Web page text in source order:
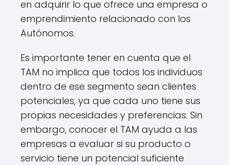
en adquirir lo que ofrece una empresa o
emprendimiento relacionado con los
Autónomos.
Es importante tener en cuenta que el
TAM no implica que todos los individuos
dentro de ese segmento sean clientes
potenciales, ya que cada uno tiene sus
propias necesidades y preferencias. Sin
embargo, conocer el TAM ayuda a las
empresas a evaluar si su producto o
servicio tiene un potencial suficiente